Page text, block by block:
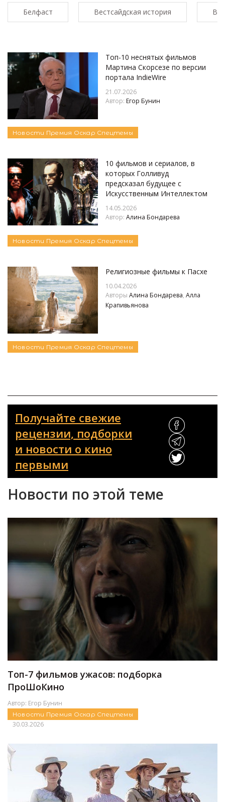
Белфаст Вестсайдская история
Топ-10 неснятых фильмов
Мартина Скорсезе по версии
портала IndieWire
21.07.2026
Автор: Егор Бунин
Новости Премия Оскар Спецтемы
10 фильмов и сериалов, в
которых Голливуд
предсказал будущее с
Искусственным Интеллектом
14.05.2026
Автор: Алина Бондарева
Новости Премия Оскар Спецтемы
Религиозные фильмы к Пасхе
10.04.2026
Авторы Алина Бондарева, Алла
Крапивьянова
Новости Премия Оскар Спецтемы
Получайте свежие
рецензии, подборки
и новости о кино
первыми
Новости по этой теме
Топ-7 фильмов ужасов: подборка
ПроШоКино
Автор: Егор Бунин
Новости Премия Оскар Спецтемы
30.03.2026